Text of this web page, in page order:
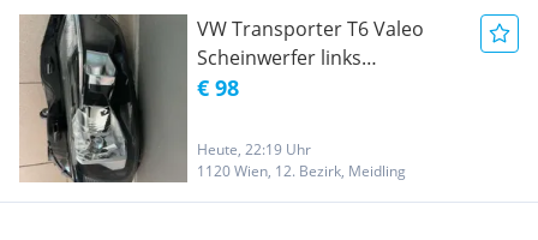
VW Transporter T6 Valeo
Scheinwerfer links
7E1941015AD H4
€ 98
Heute, 22:19 Uhr
1120 Wien, 12. Bezirk, Meidling